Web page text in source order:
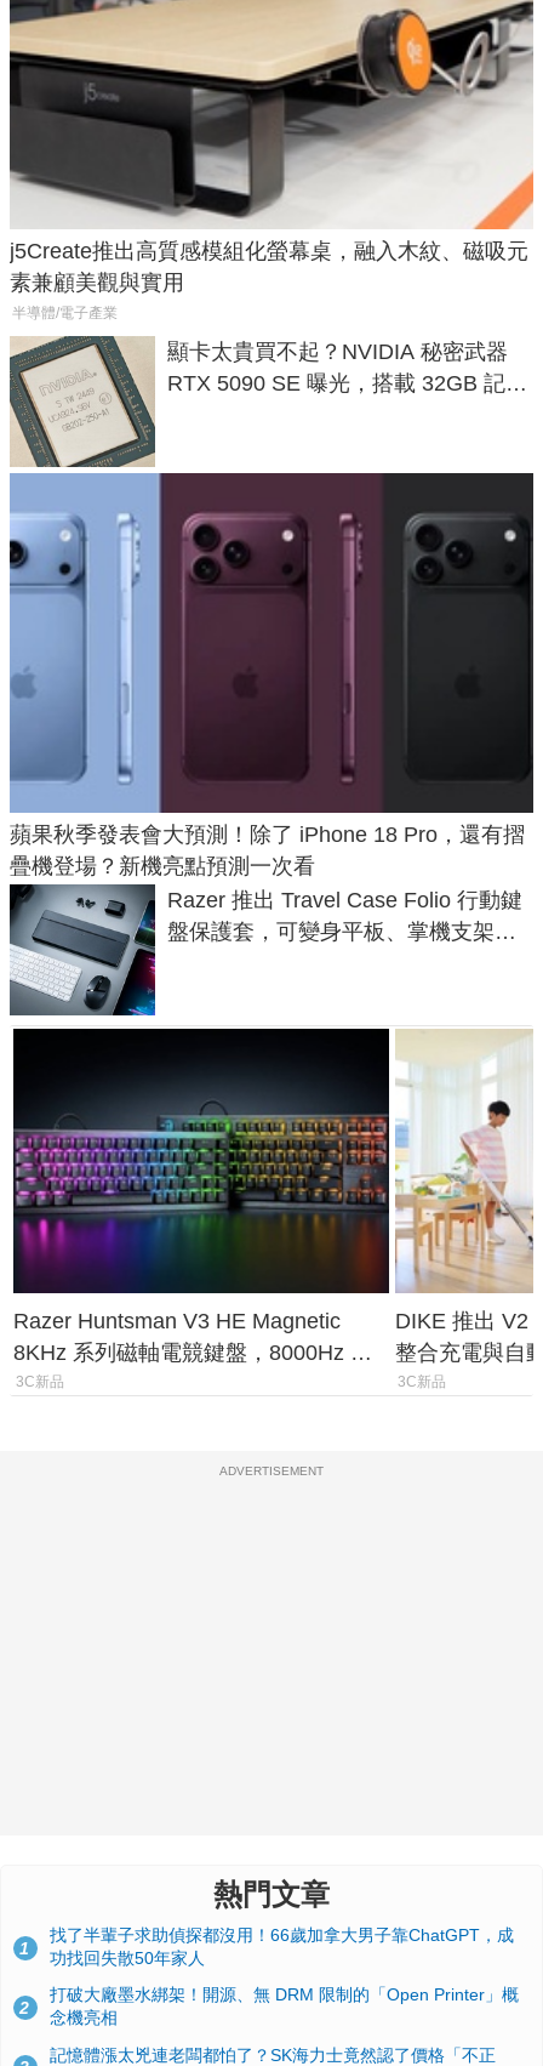
j5Create推出高質感模組化螢幕桌，融入木紋、磁吸元
素兼顧美觀與實用
半導體/電子產業
顯卡太貴買不起？NVIDIA 秘密武器
RTX 5090 SE 曝光，搭載 32GB 記憶
蘋果秋季發表會大預測！除了 iPhone 18 Pro，還有摺
疊機登場？新機亮點預測一次看
Razer 推出 Travel Case Folio 行動鍵
盤保護套，可變身平板、掌機支架，
Razer Huntsman V3 HE Magnetic
8KHz 系列磁軸電競鍵盤，8000Hz 輪
詢率、0.1mm 觸發全面升級
3C新品
DIKE 推出 V2
整合充電與自
3C新品
ADVERTISEMENT
熱門文章
1
找了半輩子求助偵探都沒用！66歲加拿大男子靠ChatGPT，成
功找回失散50年家人
2
打破大廠墨水綁架！開源、無 DRM 限制的「Open Printer」概
念機亮相
記憶體漲太兇連老闆都怕了？SK海力士竟然認了價格「不正